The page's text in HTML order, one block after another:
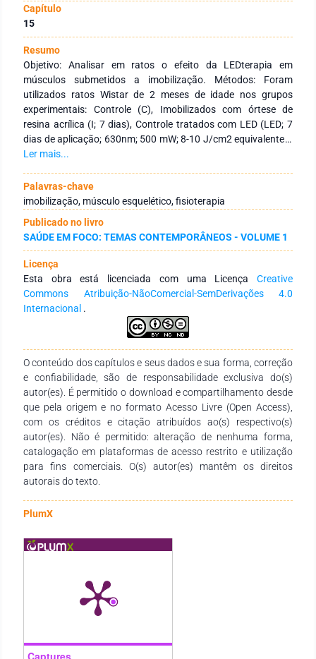
Capítulo
15
Resumo
Objetivo: Analisar em ratos o efeito da LEDterapia em
músculos submetidos a imobilização. Métodos: Foram
utilizados ratos Wistar de 2 meses de idade nos grupos
experimentais: Controle (C), Imobilizados com órtese de
resina acrílica (I; 7 dias), Controle tratados com LED (LED; 7
dias de aplicação; 630nm; 500 mW; 8-10 J/cm2 equivalente a
30-40s) e imobilizados tratados com LED (ILED; n=6 grupo).
gastrocnêmio, n=4/grupo), conteúdo muscular de glicogênio
(GLI) e relação proteína total/DNA (PT/DNA) dos músculos
sóleo e gastrocnêmio. Resultados: Mostraram que o grupo
LED não diferiu do C quanto as GLI, PT/DNA nem as
respostas frente ao teste de tração. Os músculos do grupo I
resistiram menos a tração e ainda apresentaram menores
GLI e PT/DNA indicando atrofia, por sua vez, no grupo ILED
as condições GLI e PT/DNA foram significativamente
melhores se comparado ao I e ainda apresentaram maior
resistência no teste de tração se comparado ao I não tratado.
Conclusão: A LEDterapia propiciou melhores condições
eventos da imobilização.
Ler mais...
Palavras-chave
imobilização, músculo esquelético, fisioterapia
Publicado no livro
SAÚDE EM FOCO: TEMAS CONTEMPORÂNEOS - VOLUME 1
Licença
Esta obra está licenciada com uma Licença Creative
Commons Atribuição-NãoComercial-SemDerivações 4.0
Internacional .
O conteúdo dos capítulos e seus dados e sua forma, correção
e confiabilidade, são de responsabilidade exclusiva do(s)
autor(es). É permitido o download e compartilhamento desde
que pela origem e no formato Acesso Livre (Open Access),
com os créditos e citação atribuídos ao(s) respectivo(s)
autor(es). Não é permitido: alteração de nenhuma forma,
catalogação em plataformas de acesso restrito e utilização
para fins comerciais. O(s) autor(es) mantêm os direitos
autorais do texto.
PlumX
Captures